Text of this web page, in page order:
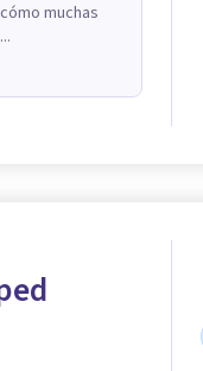
muchas